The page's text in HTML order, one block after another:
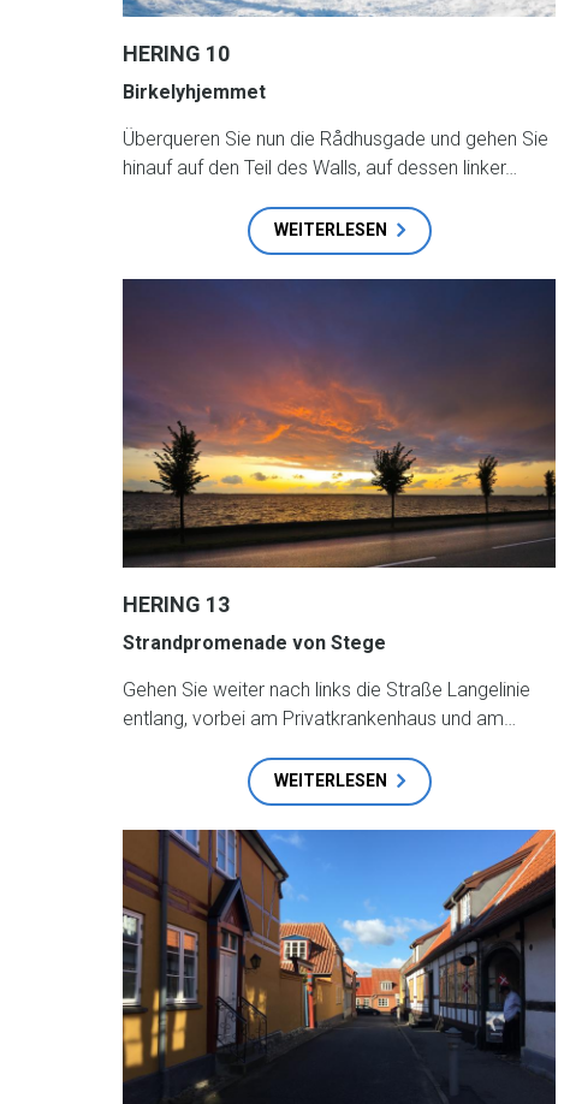
HERING 10
Birkelyhjemmet
Überqueren Sie nun die Rådhusgade und gehen Sie
hinauf auf den Teil des Walls, auf dessen linker…
WEITERLESEN
HERING 13
Strandpromenade von Stege
Gehen Sie weiter nach links die Straße Langelinie
entlang, vorbei am Privatkrankenhaus und am…
WEITERLESEN